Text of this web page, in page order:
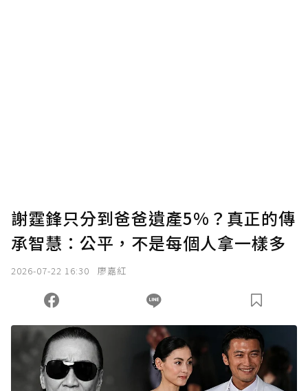
謝霆鋒只分到爸爸遺產5%？真正的傳
承智慧：公平，不是每個人拿一樣多
2026-07-22 16:30 廖嘉紅